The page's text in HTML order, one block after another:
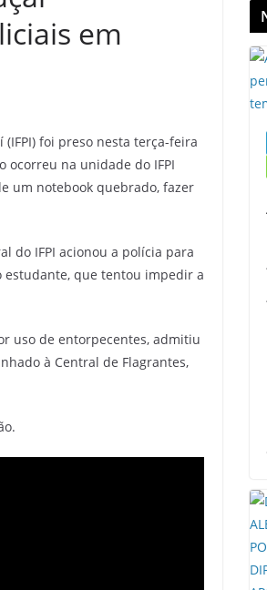
em
foi preso nesta terça-feira
ocorreu na unidade do IFPI
um notebook quebrado, fazer
do IFPI acionou a polícia para
estudante, que tentou impedir a
uso de entorpecentes, admitiu
à Central de Flagrantes,